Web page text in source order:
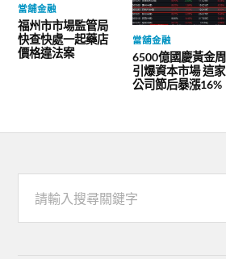
當舖金融
福州市市場監管局
快查快處一起藥店
價格違法案
當舖金融
6500億國慶黃金周
引爆資本市場 這家
公司節后暴漲16%